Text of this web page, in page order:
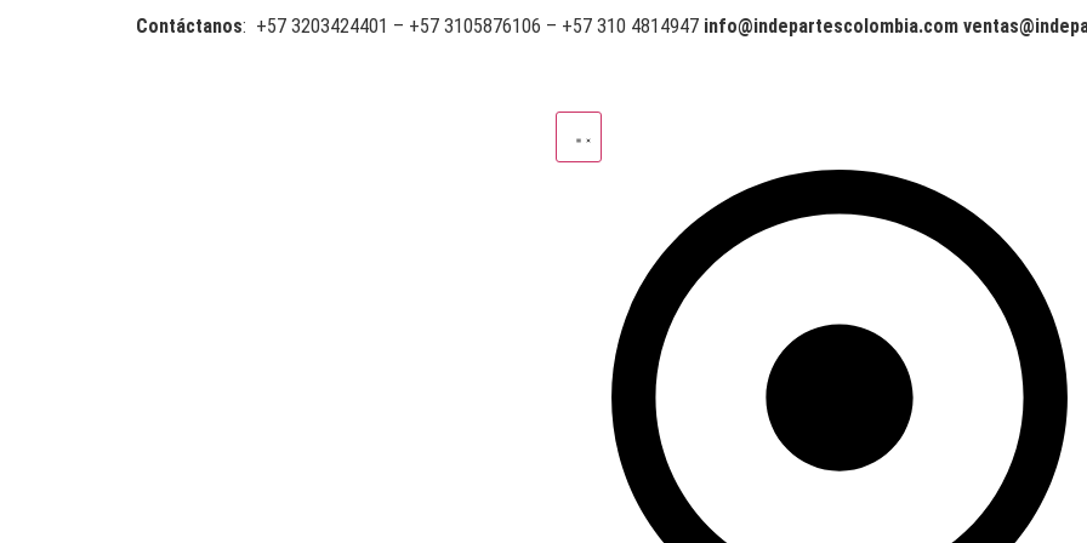
Contáctanos: +57 3203424401 – +57 3105876106 – +57 310 4814947 info@indepartescolombia.com